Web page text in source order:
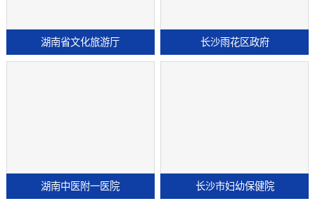
湖南省文化旅游厅 长沙雨花区政府
湖南中医附一医院 长沙市妇幼保健院